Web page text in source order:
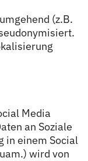
(z.B.
Media
an Soziale
in einem Social
wird von